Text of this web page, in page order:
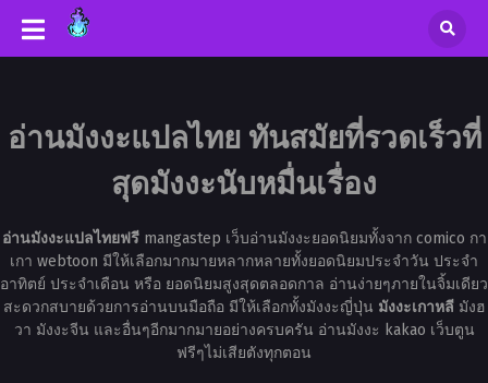
อ่านมังงะแปลไทย ทันสมัยที่รวดเร็วที่
สุดมังงะนับหมื่นเรื่อง
อ่านมังงะแปลไทยฟรีmangastep เว็บอ่านมังงะยอดนิยมทั้งจาก comico กา
เกา webtoon มีให้เลือกมากมายหลากหลายทั้งยอดนิยมประจำวัน ประจำ
อาทิตย์ ประจำเดือน หรือ ยอดนิยมสูงสุดตลอดกาล อ่านง่ายๆภายในจิ้มเดียว
สะดวกสบายด้วยการอ่านบนมือถือ มีให้เลือกทั้งมังงะญี่ปุ่น มังงะเกาหลีมังฮ
วา มังงะจีน และอื่นๆอีกมากมายอย่างครบครัน อ่านมังงะ kakao เว็บตูน
ฟรีๆไม่เสียตังทุกตอน